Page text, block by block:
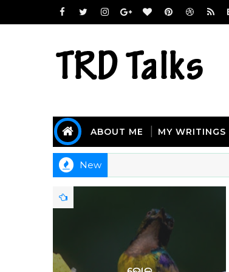
ABOUT ME MY WRITINGS
New
ଦାନ ଆଉ କ୍ୟାମେରା